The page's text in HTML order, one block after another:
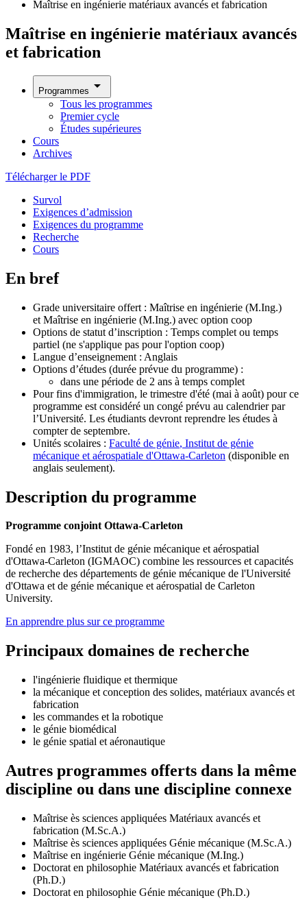
Maîtrise en ingénierie matériaux avancés et fabrication
Maîtrise en ingénierie matériaux avancés
et fabrication
Programmes arrow_drop_down
Tous les programmes
Premier cycle
Études supérieures
Cours
Archives
Télécharger le PDF
Survol
Exigences d’admission
Exigences du programme
Recherche
Cours
En bref
Grade universitaire offert : Maîtrise en ingénierie (M.Ing.)
et Maîtrise en ingénierie (M.Ing.) avec option coop
Options de statut d’inscription : Temps complet ou temps
partiel (ne s'applique pas pour l'option coop)
Langue d’enseignement : Anglais
Options d’études (durée prévue du programme) :
dans une période de 2 ans à temps complet
Pour fins d'immigration, le trimestre d'été (mai à août) pour ce
programme est considéré un congé prévu au calendrier par
l’Université. Les étudiants devront reprendre les études à
compter de septembre.
Unités scolaires : Faculté de génie, Institut de génie
mécanique et aérospatiale d'Ottawa-Carleton (disponible en
anglais seulement).
Description du programme
Programme conjoint Ottawa-Carleton
Fondé en 1983, l’Institut de génie mécanique et aérospatial
d'Ottawa-Carleton (IGMAOC) combine les ressources et capacités
de recherche des départements de génie mécanique de l'Université
d'Ottawa et de génie mécanique et aérospatial de Carleton
University.
En apprendre plus sur ce programme
Principaux domaines de recherche
l'ingénierie fluidique et thermique
la mécanique et conception des solides, matériaux avancés et
fabrication
les commandes et la robotique
le génie biomédical
le génie spatial et aéronautique
Autres programmes offerts dans la même
discipline ou dans une discipline connexe
Maîtrise ès sciences appliquées Matériaux avancés et
fabrication (M.Sc.A.)
Maîtrise ès sciences appliquées Génie mécanique (M.Sc.A.)
Maîtrise en ingénierie Génie mécanique (M.Ing.)
Doctorat en philosophie Matériaux avancés et fabrication
(Ph.D.)
Doctorat en philosophie Génie mécanique (Ph.D.)